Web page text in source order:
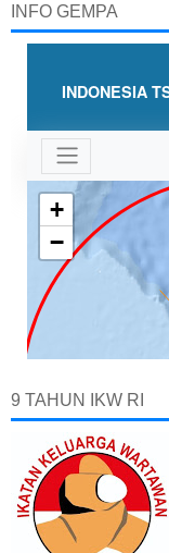
INFO GEMPA
9 TAHUN IKW RI